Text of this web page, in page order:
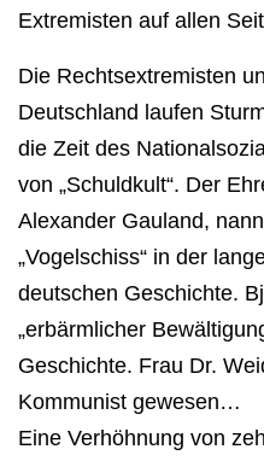
Extremisten auf allen
Die Rechtsextremisten
Deutschland laufen
die Zeit des
von „Schuldkult“. Der
Alexander Gauland,
„Vogelschiss“ in der
deutschen Geschichte.
„erbärmlicher
Geschichte. Frau Dr.
Kommunist gewesen…
Eine Verhöhnung von